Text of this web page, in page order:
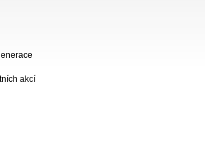
akcí